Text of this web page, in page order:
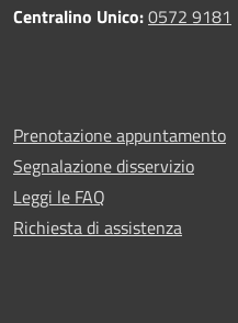
Centralino Unico:0572 9181
Prenotazione appuntamento
Segnalazione disservizio
Leggi le FAQ
Richiesta di assistenza